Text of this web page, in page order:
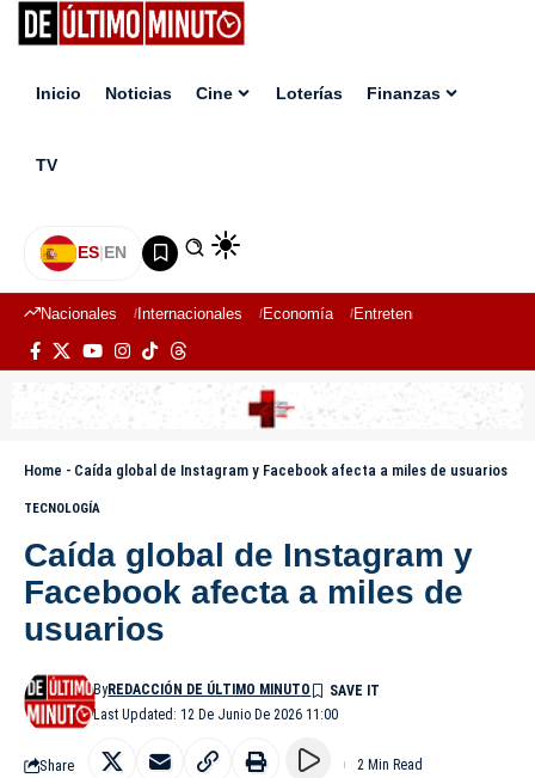
Inicio Noticias Cine Loterías Finanzas
TV
ES|EN
Nacionales Internacionales Economía Entretenimiento
Home - Caída global de Instagram y Facebook afecta a miles de usuarios
TECNOLOGÍA
Caída global de Instagram y
Facebook afecta a miles de
usuarios
Last Updated: 12 De Junio De 2026 11:00
ByREDACCIÓN DE ÚLTIMO MINUTO
Share 2 Min Read